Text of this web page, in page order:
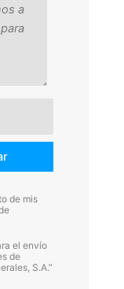
de mis
el envío
de
S.A.”